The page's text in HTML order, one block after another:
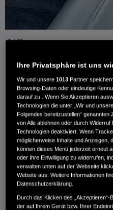
4 / 13
Außenfarbe
Kilometerstand
Kraftstoffart
Getriebe
Türen
Leistung
Hubraum
Ihre Privatsphäre ist uns
Wir und unsere1013 Partner
Browsing-Daten oder eindeutige
darauf zu . Wenn Sie Akzeptieren
Technologien die unter „Wir und
Folgendes bereitzustellen“
von Alle ablehnen oder durch
Technologien deaktiviert. Wenn
möglicherweise Inhalte und Anzeigen,
können dieses Menü jederzeit erneut
oder Ihre Einwilligung zu widerrufen,
verwalten unten auf der Webseite
Website aus. Weitere Informationen
Datenschutzerklärung.
Durch das Klicken des „Akzeptieren“-
der auf Ihrem Gerät bzw. Ihrer